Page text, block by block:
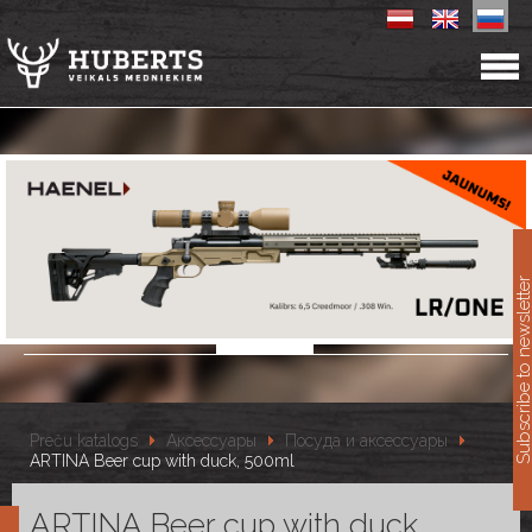
Preču katalogs Аксессуары
Посуда и аксессуары
ARTINA Beer cup with duck, 500ml
ARTINA Beer cup with duck,
Subscribe